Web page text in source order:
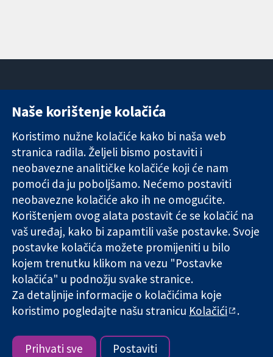
Pouzdani dokazi.
Utemeljeni
dokazi.
Bolje zdravlje.
11-13 Cavendish
London
W1G 0AN
Ujedinjeno
Kraljevstvo
Novosti
medije
O nama
Poslovi
Cochrane
Library
The Cochrane Collaboration is a charity (no. 1045921) and a
company limited by guarantee (no. 03044323) registered in
England & Wales. VAT registration number GB 718 2127 49.
Copyright © 2026 The Cochrane Collaboration
Politika kolačića|Postavke kolačića
Naše korištenje kolačića
Koristimo nužne kolačiće kako bi naša web
stranica radila. Željeli bismo postaviti i
neobavezne analitičke kolačiće koji će nam
pomoći da ju poboljšamo. Nećemo postaviti
neobavezne kolačiće ako ih ne omogućite.
Korištenjem ovog alata postavit će se kolačić na
vaš uređaj, kako bi zapamtili vaše postavke. Svoje
postavke kolačića možete promijeniti u bilo
kojem trenutku klikom na vezu "Postavke
kolačića" u podnožju svake stranice.
Za detaljnije informacije o kolačićima koje
koristimo pogledajte našu stranicu Kolačići .
Prihvati sve Postaviti